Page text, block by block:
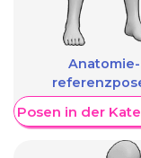
Anatomie-
Posen in der